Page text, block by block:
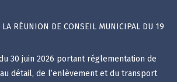
RÉUNION DE CONSEIL MUNICIPAL DU 19
30 juin 2026 portant réglementation de
détail, de l’enlèvement et du transport